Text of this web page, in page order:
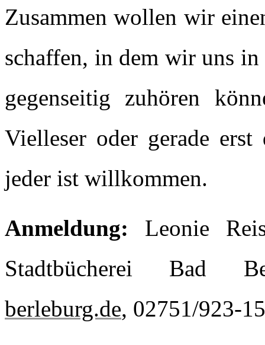
Zusammen wollen wir
schaffen, in dem wir uns
gegenseitig zuhören
Vielleser oder gerade
jeder ist willkommen.
Anmeldung:
Leonie
Stadtbücherei Bad
berleburg.de, 02751/923-